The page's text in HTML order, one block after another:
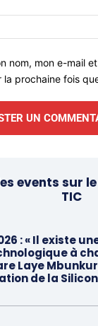
nom, mon e-mail
prochaine fois
events sur
TIC
: « Il existe
à
Laye
de la Silicon